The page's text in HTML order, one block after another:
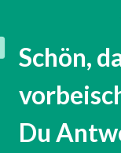
Schön,
Du